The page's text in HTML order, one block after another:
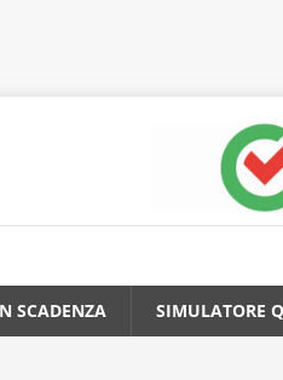
SCADENZA SIMULATORE